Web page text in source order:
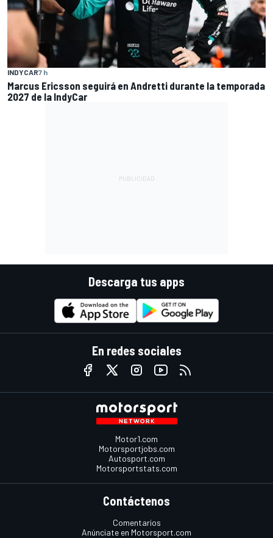
INDYCAR7 h
Marcus Ericsson seguirá en Andretti durante la temporada
2027 de la IndyCar
Descarga tus apps
En redes sociales
Motor1.com
Motorsportjobs.com
Autosport.com
Motorsportstats.com
Contáctenos
Comentarios
Anúnciate en Motorsport.com